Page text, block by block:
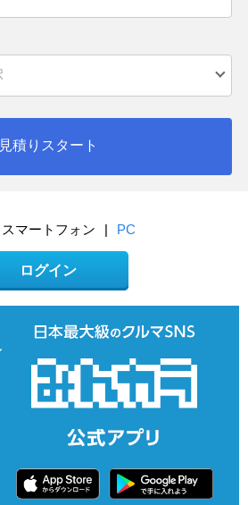
見積りスタート
スマートフォン | PC
ログイン